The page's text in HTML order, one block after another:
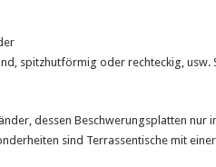
spitzhutförmig oder rechteckig, usw.
dessen Beschwerungsplatten nur
sind Terrassentische mit